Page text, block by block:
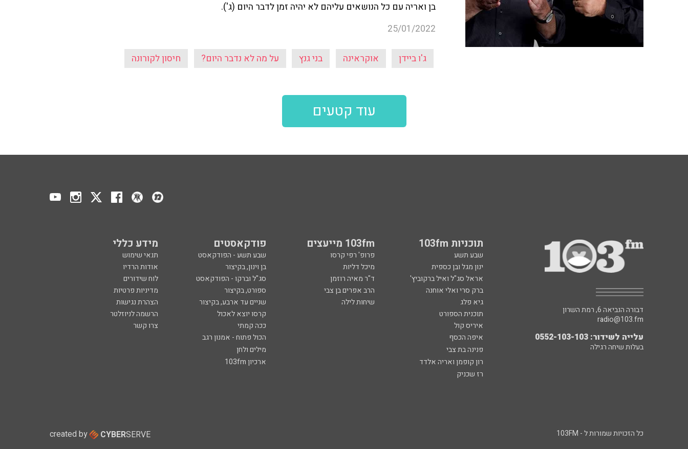
בן ואריה עם כל הנושאים עליהם לא יהיה זמן לדבר היום (ג').
25/01/2022
ג'ו ביידן אוקראינה בני גנץ על מה לא נדבר היום? חיסון לקורונה
עוד קטעים
תוכניות 103fm 103fm מייעצים פודקאסטים מידע כללי
שבע תשע פרופ' רפי קרסו שבע תשע - הפודקאסט
תנאי שימוש
ינון מגל ובן כספית
מיכל דליות בן וינון, בקיצור
אודות הרדיו
אראל סג"ל ואיל ברקוביץ'
ד"ר מאיה רוזמן סג"ל וברקו - הפודקאסט
לוח שידורים
ברק סרי ואלי אוחנה
הרב אפרים בן צבי ספורט, בקיצור
מדיניות פרטיות
גיא פלג
שיחות לילה שניים עד ארבע, בקיצור
הצהרת נגישות
תוכנית הספורט
קרסו יוצא לאכול
הרשמה לניוזלטר
איריס קול
ככה קמתי
צרו קשר
איפה הכסף
הכול פתוח - אמנון רגב
פנינה בת צבי
מילים ולחן
רון קופמן ואריה אלדד
ארכיון 103fm
רז שכניק
דבורה הנביאה 6, רמת השרון
radio@103.fm
עלייה לשידור: 0552-103-103
בעלות שיחה רגילה
כל הזכויות שמורות ל - 103FM created by CYBERSERVE